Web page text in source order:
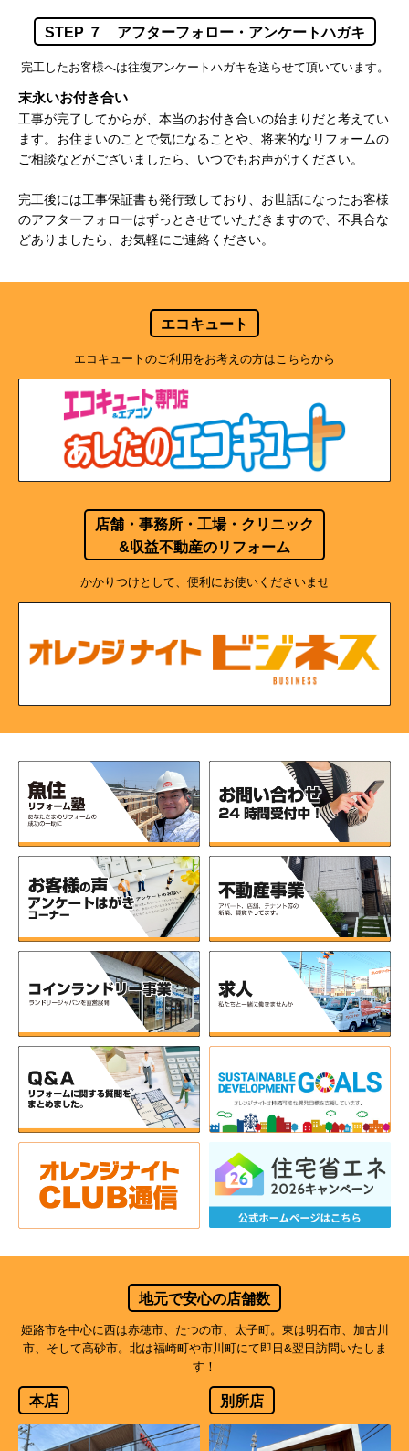
STEP ７ アフターフォロー・アンケートハガキ
完工したお客様へは往復アンケートハガキを送らせて頂いています。
末永いお付き合い
工事が完了してからが、本当のお付き合いの始まりだと考えてい
ます。お住まいのことで気になることや、将来的なリフォームの
ご相談などがございましたら、いつでもお声がけください。
完工後には工事保証書も発行致しており、お世話になったお客様
のアフターフォローはずっとさせていただきますので、不具合な
どありましたら、お気軽にご連絡ください。
エコキュート
エコキュートのご利用をお考えの方はこちらから
店舗・事務所・工場・クリニック
&収益不動産のリフォーム
かかりつけとして、便利にお使いくださいませ
地元で安心の店舗数
姫路市を中心に西は赤穂市、たつの市、太子町。東は明石市、加古川
市、そして高砂市。北は福崎町や市川町にて即日&翌日訪問いたしま
す！
本店 別所店